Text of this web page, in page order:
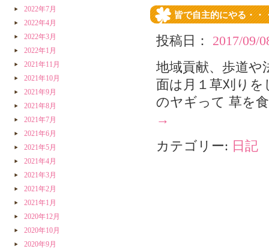
2022年7月
2022年4月
2022年3月
2022年1月
2021年11月
2021年10月
2021年9月
2021年8月
2021年7月
2021年6月
2021年5月
2021年4月
2021年3月
2021年2月
2021年1月
2020年12月
2020年10月
2020年9月
皆で自主的にやる・・
投稿日：
2017/09/
地域貢献、歩道や
面は月１草刈り
のヤギって 草を
→
カテゴリー: 日記